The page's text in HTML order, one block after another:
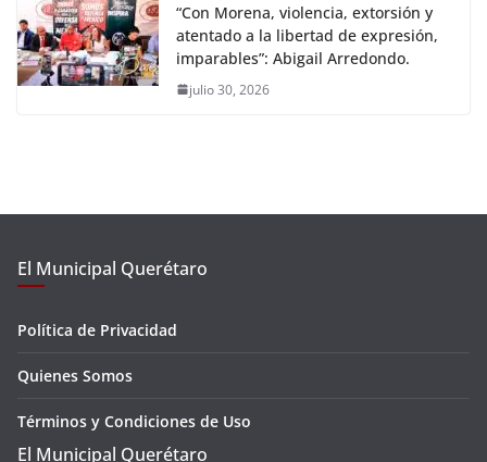
“Con Morena, violencia, extorsión y
atentado a la libertad de expresión,
imparables”: Abigail Arredondo.
julio 30, 2026
El Municipal Querétaro
Política de Privacidad
Quienes Somos
Términos y Condiciones de Uso
El Municipal Querétaro